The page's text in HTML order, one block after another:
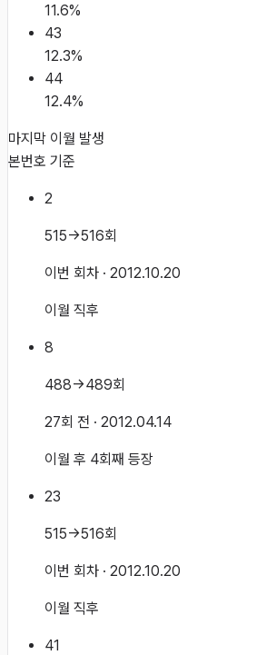
11.6%
43
12.3%
44
12.4%
마지막 이월 발생
본번호 기준
2
515→516회
이번 회차 · 2012.10.20
이월 직후
8
488→489회
27회 전 · 2012.04.14
이월 후 4회째 등장
23
515→516회
이번 회차 · 2012.10.20
이월 직후
41